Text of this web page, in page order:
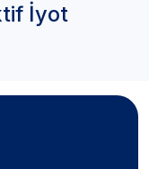
İyot